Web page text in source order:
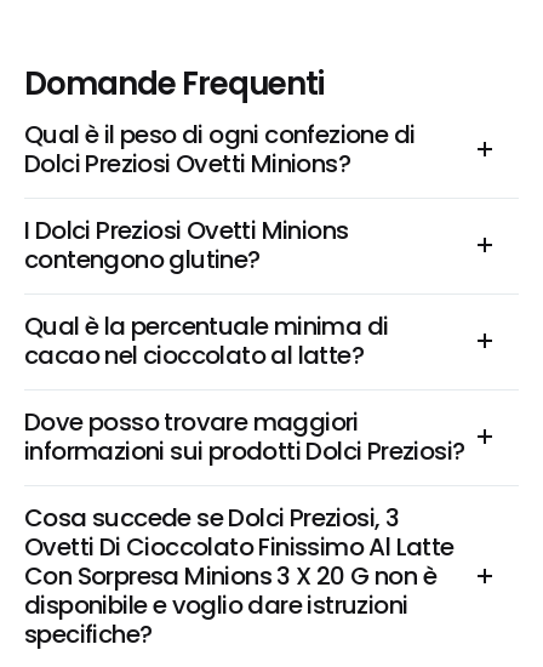
Domande Frequenti
Qual è il peso di ogni confezione di
Dolci Preziosi Ovetti Minions?
I Dolci Preziosi Ovetti Minions
contengono glutine?
Qual è la percentuale minima di
cacao nel cioccolato al latte?
Dove posso trovare maggiori
informazioni sui prodotti Dolci Preziosi?
Cosa succede se Dolci Preziosi, 3
Ovetti Di Cioccolato Finissimo Al Latte
Con Sorpresa Minions 3 X 20 G non è
disponibile e voglio dare istruzioni
specifiche?